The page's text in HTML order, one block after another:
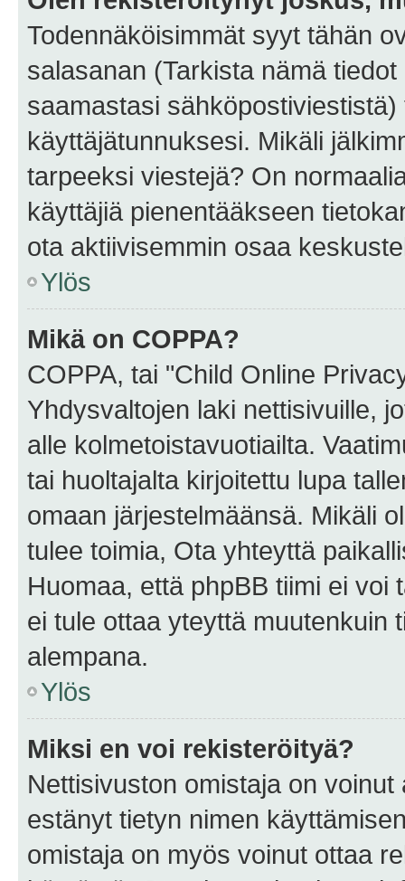
Todennäköisimmät syyt tähän
salasanan (Tarkista nämä
saamastasi
käyttäjätunnuksesi. Mikäli
tarpeeksi viestejä? On
käyttäjiä pienentääkseen
ota aktiivisemmin osaa
Ylös
Mikä on COPPA?
COPPA, tai "Child Online
Yhdysvaltojen laki nettisivuille,
alle kolmetoistavuotiailta.
tai huoltajalta kirjoitettu lupa
omaan järjestelmäänsä. Mikäli
tulee toimia, Ota yhteyttä
Huomaa, että phpBB tiimi ei
ei tule ottaa yteyttä muutenkuin
alempana.
Ylös
Miksi en voi rekisteröityä?
Nettisivuston omistaja on
estänyt tietyn nimen
omistaja on myös voinut ottaa